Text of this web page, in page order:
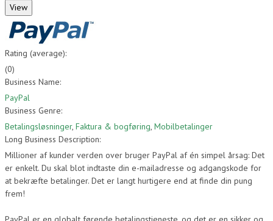
Rating (average):
(0)
Business Name:
PayPal
Business Genre:
Betalingsløsninger, Faktura & bogføring, Mobilbetalinger
Long Business Description:
Millioner af kunder verden over bruger PayPal af én simpel årsag: Det
er enkelt. Du skal blot indtaste din e-mailadresse og adgangskode for
at bekræfte betalinger. Det er langt hurtigere end at finde din pung
frem!